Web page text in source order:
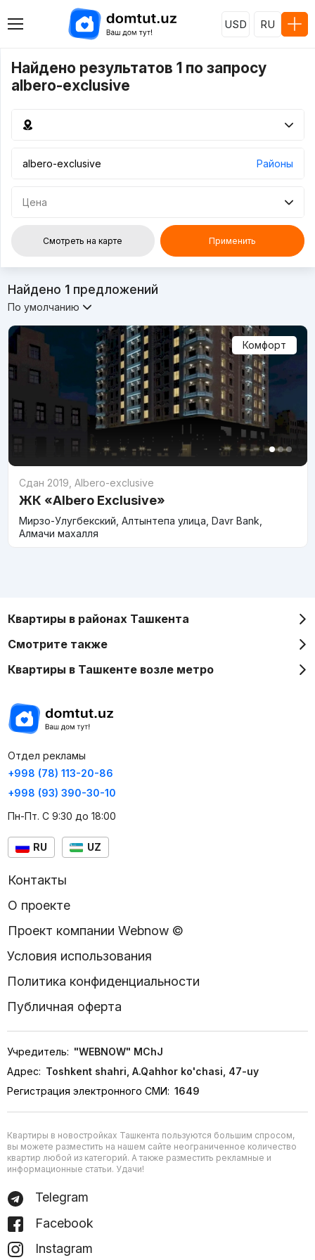
USD RU
Найдено результатов 1 по запросу
albero-exclusive
Районы
Цена
Смотреть на карте Применить
Найдено 1предложений
По умолчанию
Комфорт
Сдан 2019 Albero-exclusive
ЖК «Albero Exclusive»
Мирзо-Улугбекский, Алтынтепа улица, Davr Bank,
Алмачи махалля
Квартиры в районах Ташкента
Смотрите также
Квартиры в Ташкенте возле метро
Отдел рекламы
+998 (78) 113-20-86
+998 (93) 390-30-10
Пн-Пт. С 9:30 до 18:00
RU UZ
Контакты
О проекте
Проект компании Webnow ©
Условия использования
Политика конфиденциальности
Публичная оферта
Учредитель: "WEBNOW" MChJ
Адрес: Toshkent shahri, A.Qahhor ko'chasi, 47-uy
Регистрация электронного СМИ: 1649
Квартиры в новостройках Ташкента пользуются большим спросом,
вы можете разместить на нашем сайте неограниченное количество
квартир любой из категорий. А также разместить рекламные и
информационные статьи. Удачи!
Telegram
Facebook
Instagram